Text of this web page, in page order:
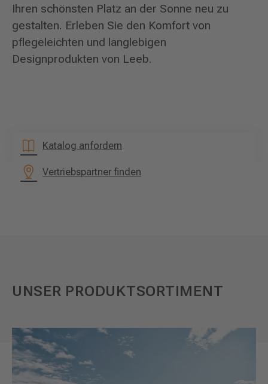
Ihren schönsten Platz an der Sonne neu zu
gestalten. Erleben Sie den Komfort von
pflegeleichten und langlebigen
Designprodukten von Leeb.
Katalog anfordern
Vertriebspartner finden
UNSER PRODUKTSORTIMENT